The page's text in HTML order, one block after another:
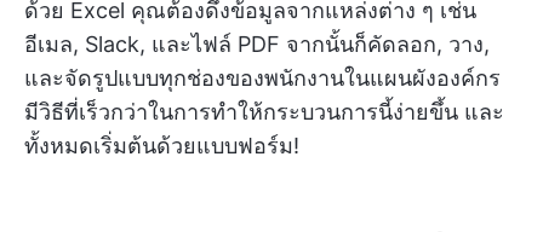
ด้วย Excel คุณต้องดึงข้อมูลจากแหล่งต่าง ๆ เช่น
อีเมล, Slack, และไฟล์ PDF จากนั้นก็คัดลอก, วาง,
และจัดรูปแบบทุกช่องของพนักงานในแผนผังองค์กร
มีวิธีที่เร็วกว่าในการทำให้กระบวนการนี้ง่ายขึ้น และ
ทั้งหมดเริ่มต้นด้วยแบบฟอร์ม!